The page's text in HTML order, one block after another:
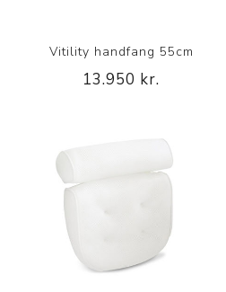
Vitility handfang 55cm
13.950 kr.